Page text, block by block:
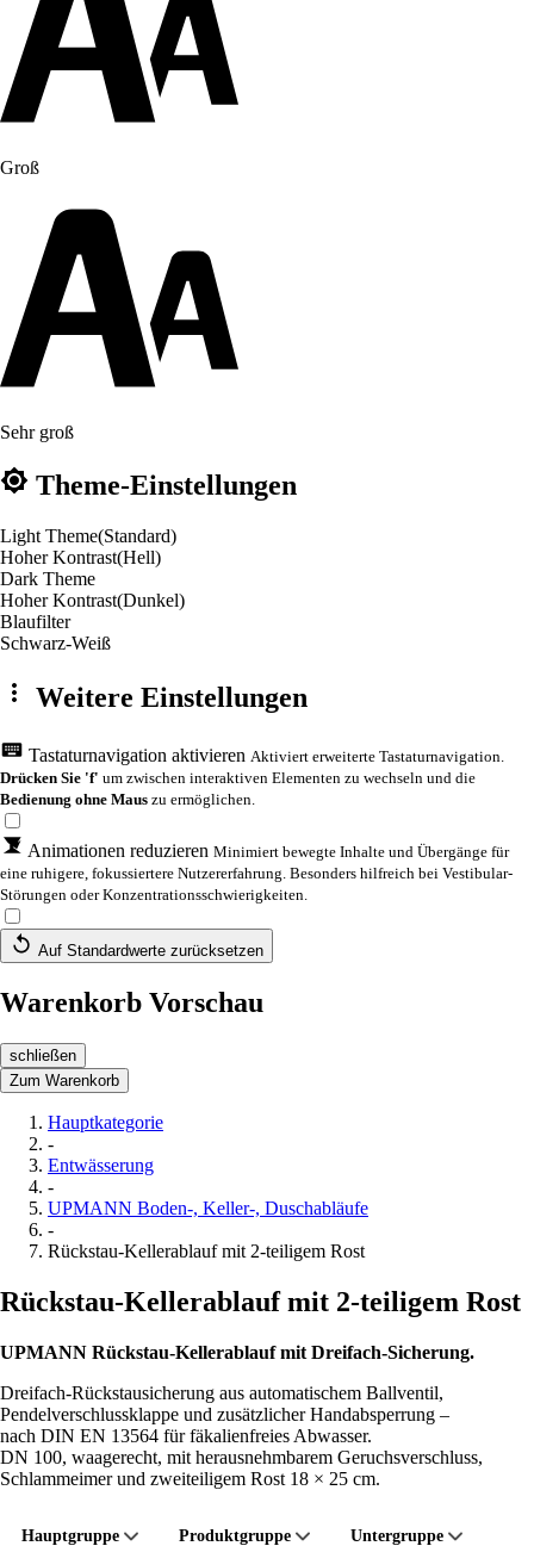
Groß
Sehr groß
Theme-Einstellungen
Light Theme(Standard)
Hoher Kontrast(Hell)
Dark Theme
Hoher Kontrast(Dunkel)
Blaufilter
Schwarz-Weiß
Weitere Einstellungen
Tastaturnavigation aktivieren Aktiviert erweiterte Tastaturnavigation.
Drücken Sie 'f' um zwischen interaktiven Elementen zu wechseln und die
Bedienung ohne Maus zu ermöglichen.
Animationen reduzieren Minimiert bewegte Inhalte und Übergänge für
eine ruhigere, fokussiertere Nutzererfahrung. Besonders hilfreich bei Vestibular-
Störungen oder Konzentrationsschwierigkeiten.
Auf Standardwerte zurücksetzen
Warenkorb Vorschau
schließen
Zum Warenkorb
Hauptkategorie
-
Entwässerung
-
UPMANN Boden-, Keller-, Duschabläufe
-
Rückstau-Kellerablauf mit 2-teiligem Rost
Rückstau-Kellerablauf mit 2-teiligem Rost
UPMANN Rückstau-Kellerablauf mit Dreifach-Sicherung.
Dreifach-Rückstausicherung aus automatischem Ballventil,
Pendelverschlussklappe und zusätzlicher Handabsperrung –
nach DIN EN 13564 für fäkalienfreies Abwasser.
DN 100, waagerecht, mit herausnehmbarem Geruchsverschluss,
Schlammeimer und zweiteiligem Rost 18 × 25 cm.
Hauptgruppe Produktgruppe
Untergruppe